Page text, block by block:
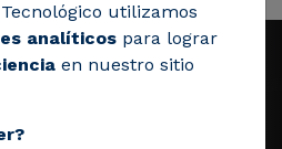
utilizamos
analíticos para lograr
en nuestro sitio